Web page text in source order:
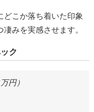
どこか落ち着いた印象
みを実感させます。
ク
円）